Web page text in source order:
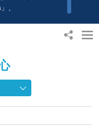
、
或信用卡號碼等
2880 6988或電
查詢。